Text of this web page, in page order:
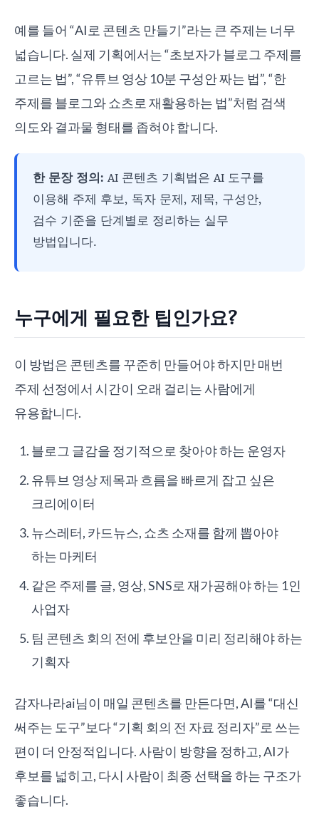
예를 들어 “AI로 콘텐츠 만들기”라는 큰 주제는 너무
넓습니다. 실제 기획에서는 “초보자가 블로그 주제를
고르는 법”, “유튜브 영상 10분 구성안 짜는 법”, “한
주제를 블로그와 쇼츠로 재활용하는 법”처럼 검색
의도와 결과물 형태를 좁혀야 합니다.
한 문장 정의: AI 콘텐츠 기획법은 AI 도구를
이용해 주제 후보, 독자 문제, 제목, 구성안,
검수 기준을 단계별로 정리하는 실무
방법입니다.
누구에게 필요한 팁인가요?
이 방법은 콘텐츠를 꾸준히 만들어야 하지만 매번
주제 선정에서 시간이 오래 걸리는 사람에게
유용합니다.
블로그 글감을 정기적으로 찾아야 하는 운영자
유튜브 영상 제목과 흐름을 빠르게 잡고 싶은
크리에이터
뉴스레터, 카드뉴스, 쇼츠 소재를 함께 뽑아야
하는 마케터
같은 주제를 글, 영상, SNS로 재가공해야 하는 1인
사업자
팀 콘텐츠 회의 전에 후보안을 미리 정리해야 하는
기획자
감자나라ai님이 매일 콘텐츠를 만든다면, AI를 “대신
써주는 도구”보다 “기획 회의 전 자료 정리자”로 쓰는
편이 더 안정적입니다. 사람이 방향을 정하고, AI가
후보를 넓히고, 다시 사람이 최종 선택을 하는 구조가
좋습니다.